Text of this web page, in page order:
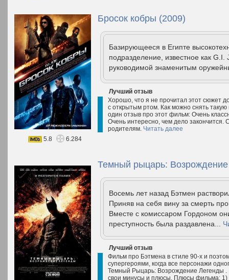
Бросок кобры (2009)
Базирующееся в Египте
подразделение, известное как
руководимой знаменитым
Лучший отзыв
Хорошо, что я не прочитал этот сюжет
с открытым ртом. Как можно снять
один отзыв про этот фильм: Очень
Очень интересно, чем дело
родителям. Читать далее
5.8
6.284
Темный рыцарь:
Восемь лет назад Бэтмен
Приняв на себя вину за смерть
Вместе с комиссаром Гордоном
преступность была раздавлена...
Лучший отзыв
Фильм про Бэтмена в стиле 90-х и
супергероями, когда все персонажи
Темный Рыцарь: Возрождение Легенды .
свои минусы и плюсы. Плюсы фильма: 1)